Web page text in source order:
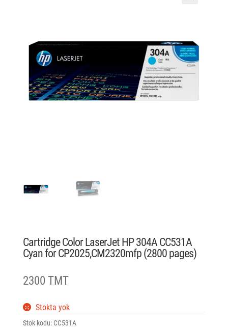
Cartridge Color LaserJet HP 304A CC531A
Cyan for CP2025,CM2320mfp (2800 pages)
2300 TMT
Stokta yok
Stok kodu: CC531A